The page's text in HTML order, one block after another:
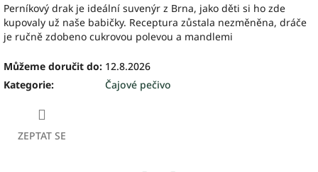
Perníkový drak je ideální suvenýr z Brna, jako děti si ho zde
kupovaly už naše babičky. Receptura zůstala nezměněna, dráče
je ručně zdobeno cukrovou polevou a mandlemi
Můžeme doručit do: 12.8.2026
Kategorie: Čajové pečivo
ZEPTAT SE